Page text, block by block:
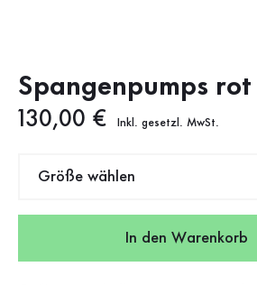
Spangenpumps rot
Neuer Preis
130,00 € Inkl. gesetzl. MwSt.
Größe wählen
In den Warenkorb